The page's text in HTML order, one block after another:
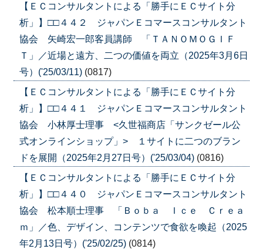
【ＥＣコンサルタントによる「勝手にＥＣサイト分
析」】□□４４２ ジャパンＥコマースコンサルタント
協会 矢崎宏一郎客員講師 「ＴＡＮＯＭＯＧＩＦ
Ｔ」／近場と遠方、二つの価値を両立（2025年3月6日
号）('25/03/11) (0817)
【ＥＣコンサルタントによる「勝手にＥＣサイト分
析」】□□４４１ ジャパンＥコマースコンサルタント
協会 小林厚士理事 <久世福商店「サンクゼール公
式オンラインショップ」> １サイトに二つのブラン
ドを展開（2025年2月27日号）('25/03/04) (0816)
【ＥＣコンサルタントによる「勝手にＥＣサイト分
析」】□□４４０ ジャパンＥコマースコンサルタント
協会 松本順士理事 「Ｂｏｂａ Ｉｃｅ Ｃｒｅａ
ｍ」／色、デザイン、コンテンツで食欲を喚起（2025
年2月13日号）('25/02/25) (0814)